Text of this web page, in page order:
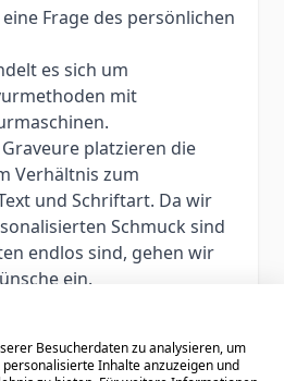
Frage des persönlichen
es sich um
mit
platzieren die
Verhältnis zum
und Schriftart. Da wir
Schmuck sind
endlos sind, gehen wir
ein.
personalisierte Artikel
einer Retoure
Besucherdaten zu analysieren, um
Inhalte anzuzeigen und